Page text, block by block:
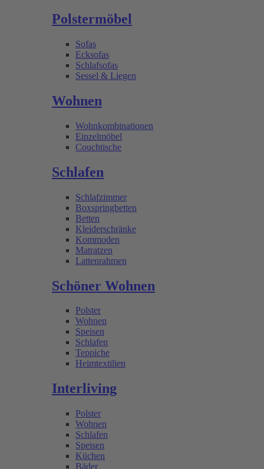
Polstermöbel
Sofas
Ecksofas
Schlafsofas
Sessel & Liegen
Wohnen
Wohnkombinationen
Einzelmöbel
Couchtische
Schlafen
Schlafzimmer
Boxspringbetten
Betten
Kleiderschränke
Kommoden
Matratzen
Lattenrahmen
Schöner Wohnen
Polster
Wohnen
Speisen
Schlafen
Teppiche
Heimtextilien
Interliving
Polster
Wohnen
Schlafen
Speisen
Küchen
Bäder